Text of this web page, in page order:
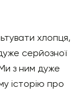
хлопця,
серйозної
з ним дуже
історію про